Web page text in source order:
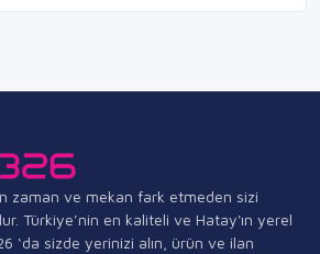
zaman ve mekan fark etmeden sizi
Türkiye’nin en kaliteli ve Hatay'ın yerel
‘da sizde yerinizi alın, ürün ve ilan